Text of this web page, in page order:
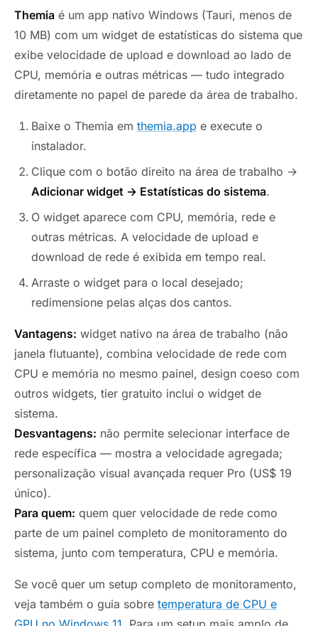
Themia é um app nativo Windows (Tauri, menos de
10 MB) com um widget de estatísticas do sistema que
exibe velocidade de upload e download ao lado de
CPU, memória e outras métricas — tudo integrado
diretamente no papel de parede da área de trabalho.
Baixe o Themia em themia.app e execute o
instalador.
Clique com o botão direito na área de trabalho →
Adicionar widget → Estatísticas do sistema.
O widget aparece com CPU, memória, rede e
outras métricas. A velocidade de upload e
download de rede é exibida em tempo real.
Arraste o widget para o local desejado;
redimensione pelas alças dos cantos.
Vantagens: widget nativo na área de trabalho (não
janela flutuante), combina velocidade de rede com
CPU e memória no mesmo painel, design coeso com
outros widgets, tier gratuito inclui o widget de
sistema.
Desvantagens: não permite selecionar interface de
rede específica — mostra a velocidade agregada;
personalização visual avançada requer Pro (US$ 19
único).
Para quem: quem quer velocidade de rede como
parte de um painel completo de monitoramento do
sistema, junto com temperatura, CPU e memória.
Se você quer um setup completo de monitoramento,
veja também o guia sobre temperatura de CPU e